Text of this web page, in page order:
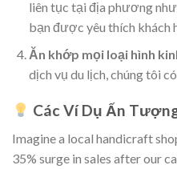
liên tục tại địa phương
bạn được yêu thích khách
Ăn khớp mọi loại hình
dịch vụ du lịch, chúng tôi
Các Ví Dụ Ấn
Imagine a local handicraft
35% surge in sales after our